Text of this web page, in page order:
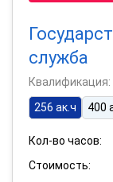
служба
256 ак.ч
400
Кол-во часов:
Стоимость: